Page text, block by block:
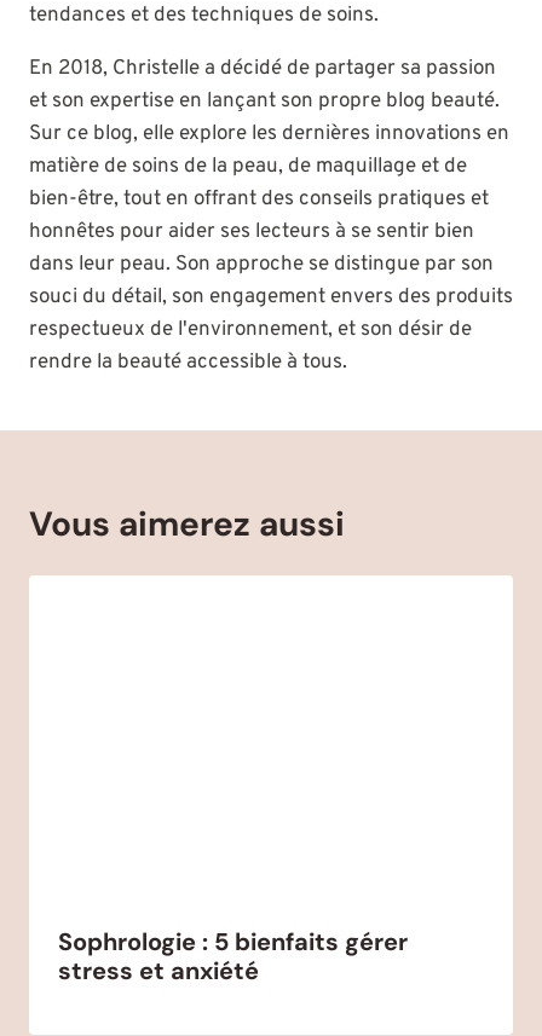
tendances et des techniques de soins.
En 2018, Christelle a décidé de partager sa passion
et son expertise en lançant son propre blog beauté.
Sur ce blog, elle explore les dernières innovations en
matière de soins de la peau, de maquillage et de
bien-être, tout en offrant des conseils pratiques et
honnêtes pour aider ses lecteurs à se sentir bien
dans leur peau. Son approche se distingue par son
souci du détail, son engagement envers des produits
respectueux de l'environnement, et son désir de
rendre la beauté accessible à tous.
Vous aimerez aussi
Sophrologie : 5 bienfaits gérer
stress et anxiété